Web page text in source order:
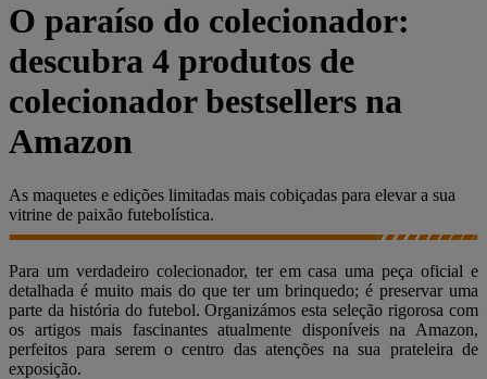
O paraíso do colecionador:
descubra 4 produtos de
colecionador bestsellers na
Amazon
As maquetes e edições limitadas mais cobiçadas para elevar a sua
vitrine de paixão futebolística.
Para um verdadeiro colecionador, ter em casa uma peça oficial e
detalhada é muito mais do que ter um brinquedo; é preservar uma
parte da história do futebol. Organizámos esta seleção rigorosa com
os artigos mais fascinantes atualmente disponíveis na Amazon,
perfeitos para serem o centro das atenções na sua prateleira de
exposição.